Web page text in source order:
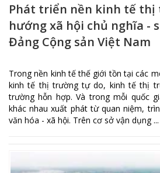
Phát triển nền kinh tế
hướng xã hội chủ nghĩa -
Đảng Cộng sản Việt Nam
Trong nền kinh tế thế giới tồn tại các
kinh tế thị trường tự do, kinh tế thị
trường hỗn hợp. Và trong mỗi quốc
khác nhau xuất phát từ quan niệm,
văn hóa - xã hội. Trên cơ sở vận dụng ...